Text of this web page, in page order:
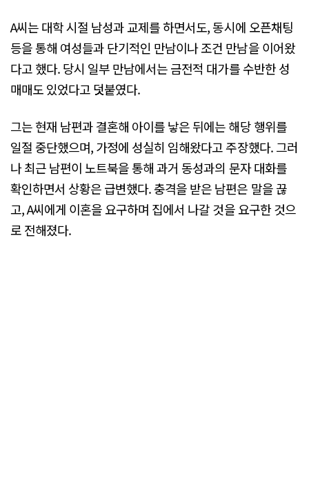
A씨는 대학 시절 남성과 교제를 하면서도, 동시에 오픈채팅
등을 통해 여성들과 단기적인 만남이나 조건 만남을 이어왔
다고 했다. 당시 일부 만남에서는 금전적 대가를 수반한 성
매매도 있었다고 덧붙였다.
그는 현재 남편과 결혼해 아이를 낳은 뒤에는 해당 행위를
일절 중단했으며, 가정에 성실히 임해왔다고 주장했다. 그러
나 최근 남편이 노트북을 통해 과거 동성과의 문자 대화를
확인하면서 상황은 급변했다. 충격을 받은 남편은 말을 끊
고, A씨에게 이혼을 요구하며 집에서 나갈 것을 요구한 것으
로 전해졌다.